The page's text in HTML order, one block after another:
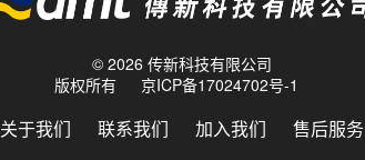
© 2026 传新科技有限公司
版权所有
京ICP备17024702号-1
关于我们 联系我们 加入我们 售后服务